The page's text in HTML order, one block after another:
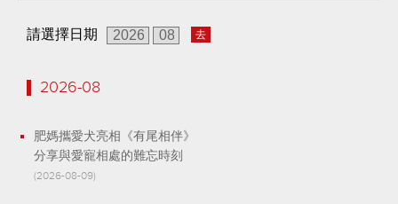
請選擇日期 去
2026-08
肥媽攜愛犬亮相《有尾相伴》
分享與愛寵相處的難忘時刻
(2026-08-09)